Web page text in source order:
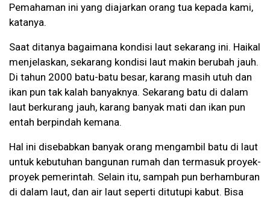
Pemahaman ini yang diajarkan orang tua kepada kami,
katanya.
Saat ditanya bagaimana kondisi laut sekarang ini. Haikal
menjelaskan, sekarang kondisi laut makin berubah jauh.
Di tahun 2000 batu-batu besar, karang masih utuh dan
ikan pun tak kalah banyaknya. Sekarang batu di dalam
laut berkurang jauh, karang banyak mati dan ikan pun
entah berpindah kemana.
Hal ini disebabkan banyak orang mengambil batu di laut
untuk kebutuhan bangunan rumah dan termasuk proyek-
proyek pemerintah. Selain itu, sampah pun berhamburan
di dalam laut, dan air laut seperti ditutupi kabut. Bisa